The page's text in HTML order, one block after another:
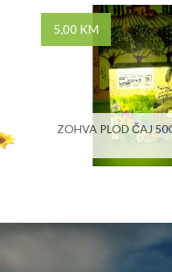
5,00 KM
ZOHVA PLOD ČAJ